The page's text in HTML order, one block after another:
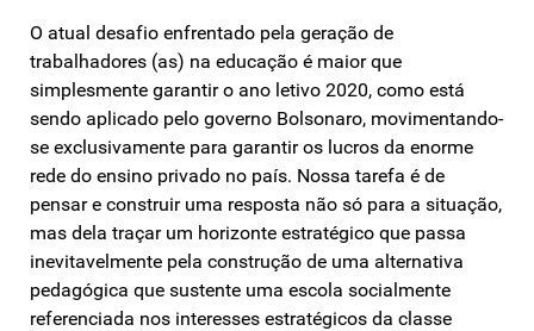
O atual desafio enfrentado pela geração de
trabalhadores (as) na educação é maior que
simplesmente garantir o ano letivo 2020, como está
sendo aplicado pelo governo Bolsonaro, movimentando-
se exclusivamente para garantir os lucros da enorme
rede do ensino privado no país. Nossa tarefa é de
pensar e construir uma resposta não só para a situação,
mas dela traçar um horizonte estratégico que passa
inevitavelmente pela construção de uma alternativa
pedagógica que sustente uma escola socialmente
referenciada nos interesses estratégicos da classe